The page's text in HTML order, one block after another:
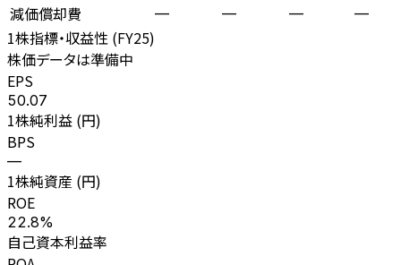
減価償却費 — — — —
1株指標・収益性 (FY25)
株価データは準備中
EPS
50.07
1株純利益 (円)
BPS
—
1株純資産 (円)
ROE
22.8%
自己資本利益率